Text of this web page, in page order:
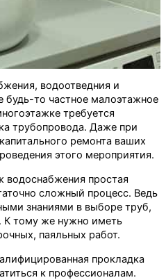
водоотведния и
то частное малоэтажное
требуется
трубопровода. Даже при
ремонта ваших
этого мероприятия.
водоснабжения простая
сложный процесс. Ведь
знаниями в выборе труб,
К тому же нужно иметь
паяльных работ.
прокладка
к профессионалам.